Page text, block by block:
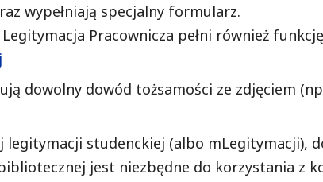
wypełniają specjalny formularz.
Pracownicza pełni również
dowolny dowód tożsamości ze zdjęciem
legitymacji studenckiej (albo mLegitymacji),
jest niezbędne do korzystania z